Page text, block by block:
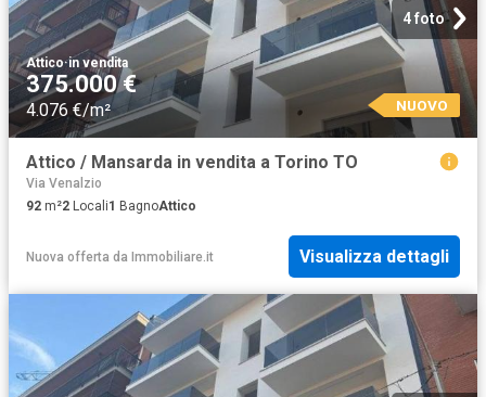
4 foto
Attico·in vendita
375.000 €
4.076 €/m² NUOVO
Attico / Mansarda in vendita a Torino TO
Via Venalzio
92 m²2 Locali1 BagnoAttico
Nuova offerta da Immobiliare.it Visualizza dettagli